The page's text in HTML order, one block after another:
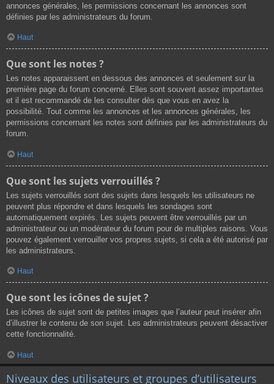
annonces générales, les permissions concernant les annonces sont
définies par les administrateurs du forum.
Haut
Que sont les notes ?
Les notes apparaissent en dessous des annonces et seulement sur la
première page du forum concerné. Elles sont souvent assez importantes
et il est recommandé de les consulter dès que vous en avez la
possibilité. Tout comme les annonces et les annonces générales, les
permissions concernant les notes sont définies par les administrateurs du
forum.
Haut
Que sont les sujets verrouillés ?
Les sujets verrouillés sont des sujets dans lesquels les utilisateurs ne
peuvent plus répondre et dans lesquels les sondages sont
automatiquement expirés. Les sujets peuvent être verrouillés par un
administrateur ou un modérateur du forum pour de multiples raisons. Vous
pouvez également verrouiller vos propres sujets, si cela a été autorisé par
les administrateurs.
Haut
Que sont les icônes de sujet ?
Les icônes de sujet sont de petites images que l’auteur peut insérer afin
d’illustrer le contenu de son sujet. Les administrateurs peuvent désactiver
cette fonctionnalité.
Haut
Niveaux des utilisateurs et groupes d’utilisateurs